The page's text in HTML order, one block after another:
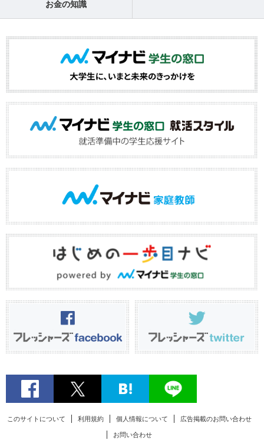
お金の知識
このサイトについて 利用規約 個人情報について 広告掲載のお問い合わせ
お問い合わせ